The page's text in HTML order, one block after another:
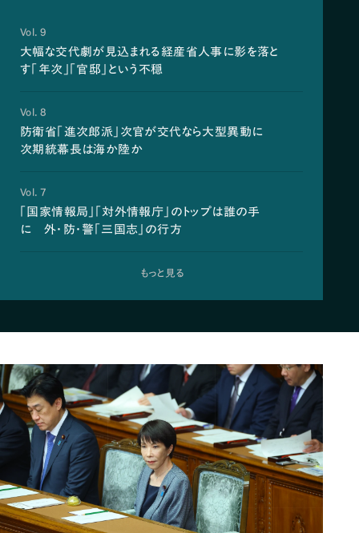
Vol. 9
大幅な交代劇が見込まれる経産省人事に影を落と
す「年次」「官邸」という不穏
Vol. 8
防衛省「進次郎派」次官が交代なら大型異動に
次期統幕長は海か陸か
Vol. 7
「国家情報局」「対外情報庁」のトップは誰の手
に 外・防・警「三国志」の行方
もっと見る